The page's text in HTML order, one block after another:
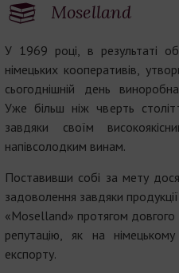
Мoselland
У 1969 році, в результаті
німецьких кооперативів,
сьогоднішній день
Уже більш ніж чверть
завдяки своїм
напівсолодким винам.
Поставивши собі за мету
задоволення завдяки
«Мoselland» протягом довгого
репутацію, як на
експорту.